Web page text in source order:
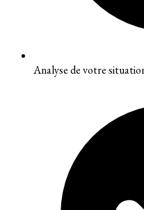
Analyse de votre